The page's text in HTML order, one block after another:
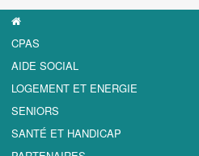
CPAS
AIDE SOCIAL
LOGEMENT ET ENERGIE
SENIORS
SANTÉ ET HANDICAP